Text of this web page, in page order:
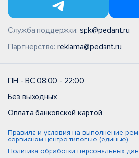
Служба поддержки: spk@pedant.ru
Партнерство: reklama@pedant.ru
ПН - ВС 08:00 - 22:00
Без выходных
Оплата банковской картой
Правила и условия на выполнение
сервисном центре типовые (единые)
Политика обработки персональных